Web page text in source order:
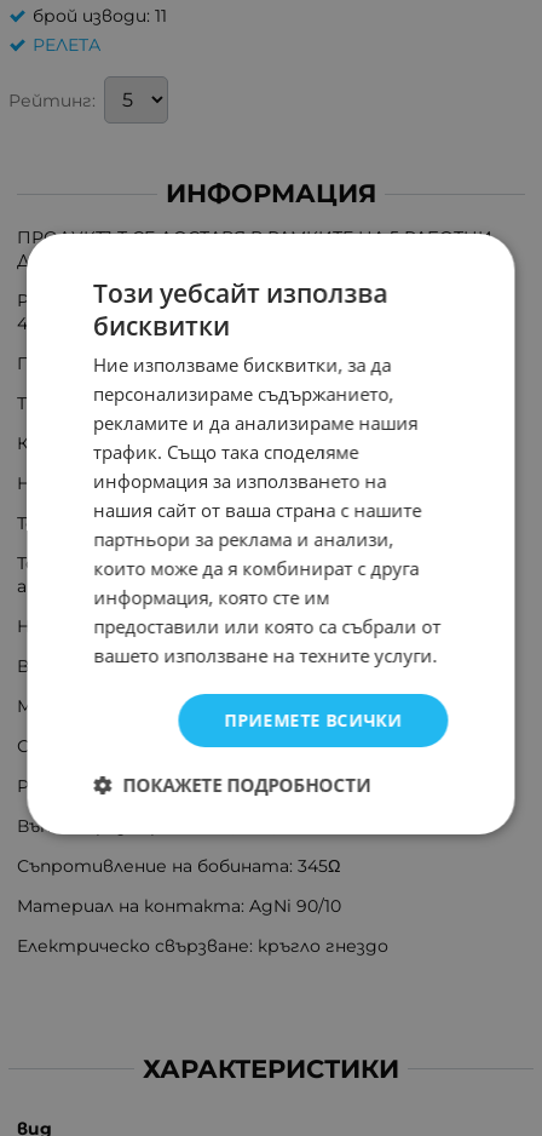
брой изводи: 11
РЕЛЕТА
Рейтинг:
ИНФОРМАЦИЯ
ПРОДУКТЪТ СЕ ДОСТАВЯ В РАМКИТЕ НА 5 РАБОТНИ
ДНИ;
Реле електромагнитно индустриално 9-1393091-8;
48VAC; 10A; 3PDT
Производител: TE Connectivity
Тип реле: електромагнитно
Конф. на контактите: 3PDT
Номинално напрежение на бобината: 48V AC
Ток през контактите макс.: 10A
Товароспособност на контактите АС @R при
активен товар: 10A / 240V AC
Напрежение на комутация: макс. 400V AC
Версия реле: промишлено
Монтаж: цокъл
Серия релета: MT
Работна температура: -40...50°C
Външни размери: 69x35,5x35,6mm
Съпротивление на бобината: 345Ω
Материал на контакта: AgNi 90/10
Електрическо свързване: кръгло гнездо
ХАРАКТЕРИСТИКИ
вид
Този уебсайт използва
бисквитки
Ние използваме бисквитки, за да
персонализираме съдържанието,
рекламите и да анализираме нашия
трафик. Също така споделяме
информация за използването на
нашия сайт от ваша страна с нашите
партньори за реклама и анализи,
които може да я комбинират с друга
информация, която сте им
предоставили или която са събрали от
вашето използване на техните услуги.
ПРИЕМЕТЕ ВСИЧКИ
ПОКАЖЕТЕ ПОДРОБНОСТИ